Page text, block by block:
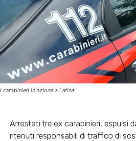
I carabinieri in azione a Latina
Arrestati tre ex carabinieri, espulsi
ritenuti responsabili di traffico di